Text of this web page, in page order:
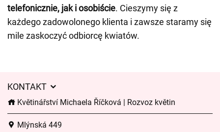
telefonicznie, jak i osobiście. Cieszymy się z
każdego zadowolonego klienta i zawsze staramy się
mile zaskoczyć odbiorcę kwiatów.
KONTAKT
Květinářství Michaela Říčková | Rozvoz květin
Mlýnská 449